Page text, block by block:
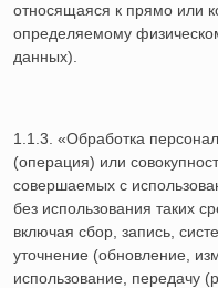
относящаяся к прямо или
определяемому
данных).
1.1.3. «Обработка
(операция) или
совершаемых с
без использования таких
включая сбор, запись,
уточнение (обновление,
использование, передачу